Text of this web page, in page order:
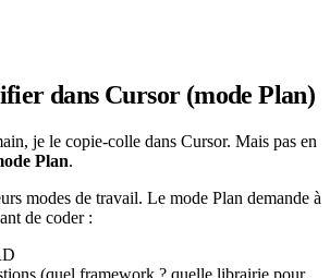
dans Cursor (mode Plan)
je le copie-colle dans Cursor. Mais pas en
Plan.
modes de travail. Le mode Plan demande à
de coder :
(quel framework ? quelle librairie pour